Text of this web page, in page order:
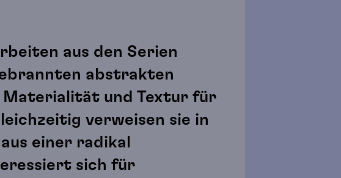
aus den Serien
abstrakten
Materialität und Textur für
verweisen sie in
einer radikal
sich für